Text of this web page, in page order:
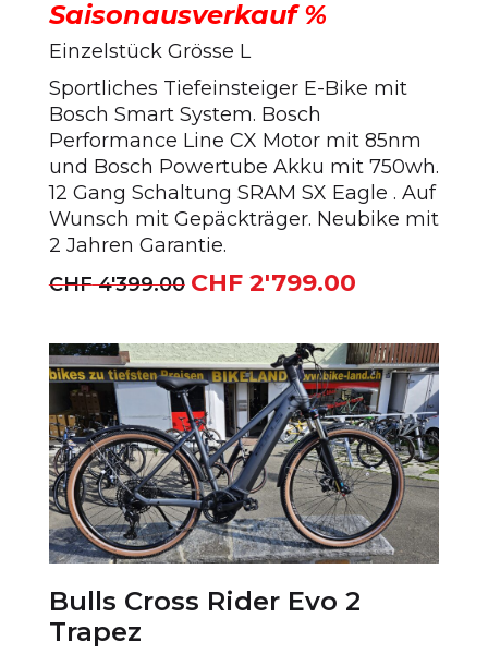
Saisonausverkauf %
Einzelstück Grösse L
Sportliches Tiefeinsteiger E-Bike mit
Bosch Smart System. Bosch
Performance Line CX Motor mit 85nm
und Bosch Powertube Akku mit 750wh.
12 Gang Schaltung SRAM SX Eagle . Auf
Wunsch mit Gepäckträger. Neubike mit
2 Jahren Garantie.
CHF4'399.00 Ursprünglicher
war:
CHF 4'399.00
CHF2'799.00Aktueller
ist:
CHF 2'799.00.
Bulls Cross Rider Evo 2
Trapez